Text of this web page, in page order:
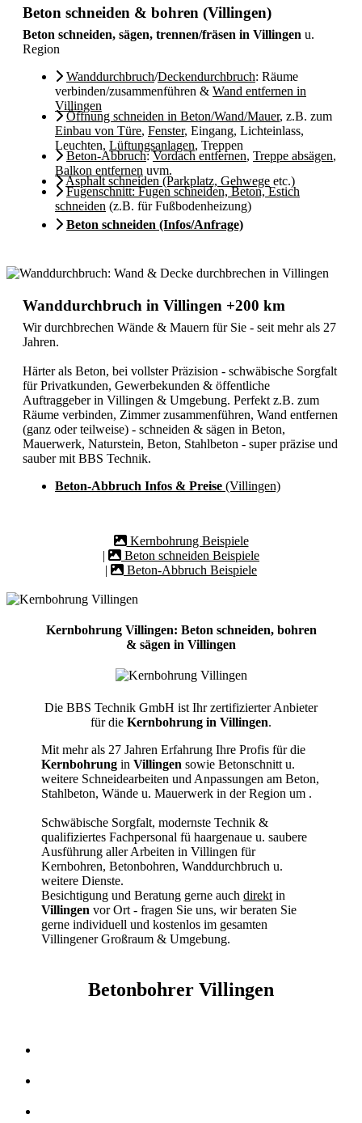
Beton schneiden & bohren (Villingen)
Beton schneiden, sägen, trennen/fräsen in Villingen u.
Region
Wanddurchbruch/Deckendurchbruch: Räume
verbinden/zusammenführen & Wand entfernen in
Villingen
Öffnung schneiden in Beton/Wand/Mauer, z.B. zum
Einbau von Türe, Fenster, Eingang, Lichteinlass,
Leuchten, Lüftungsanlagen, Treppen
Beton-Abbruch:Vordach entfernen, Treppe absägen,
Balkon entfernen uvm.
Asphalt schneiden (Parkplatz, Gehwege etc.)
Fugenschnitt: Fugen schneiden, Beton, Estich
schneiden (z.B. für Fußbodenheizung)
Beton schneiden (Infos/Anfrage)
Wanddurchbruch in Villingen +200 km
Wir durchbrechen Wände & Mauern für Sie - seit mehr als 27
Jahren.
Härter als Beton, bei vollster Präzision - schwäbische Sorgfalt
für Privatkunden, Gewerbekunden & öffentliche
Auftraggeber in Villingen & Umgebung. Perfekt z.B. zum
Räume verbinden, Zimmer zusammenführen, Wand entfernen
(ganz oder teilweise) - schneiden & sägen in Beton,
Mauerwerk, Naturstein, Beton, Stahlbeton - super präzise und
sauber mit BBS Technik.
Beton-Abbruch Infos & Preise (Villingen)
Kernbohrung Beispiele
|
Beton schneiden Beispiele
|
Beton-Abbruch Beispiele
Kernbohrung Villingen: Beton schneiden, bohren
& sägen in Villingen
Die BBS Technik GmbH ist Ihr zertifizierter Anbieter
für die Kernbohrung in Villingen.
Mit mehr als 27 Jahren Erfahrung Ihre Profis für die
Kernbohrung inVillingen sowie Betonschnitt u.
weitere Schneidearbeiten und Anpassungen am Beton,
Stahlbeton, Wände u. Mauerwerk in der Region um .
Schwäbische Sorgfalt, modernste Technik &
qualifiziertes Fachpersonalfü haargenaue u. saubere
Ausführung aller Arbeitenin Villingen für
Kernbohren, Betonbohren, Wanddurchbruch u.
weitere Dienste.
Besichtigung und Beratung gerne auchdirekt in
Villingen vor Ort - fragen Sie uns, wir beraten Sie
gerne individuell und kostenlos im gesamten
Villingener Großraum & Umgebung.
Betonbohrer Villingen